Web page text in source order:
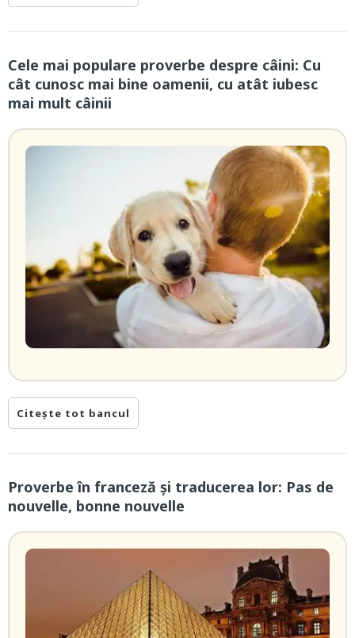
Cele mai populare proverbe despre câini: Cu
cât cunosc mai bine oamenii, cu atât iubesc
mai mult câinii
Citește tot bancul
Proverbe în franceză și traducerea lor: Pas de
nouvelle, bonne nouvelle